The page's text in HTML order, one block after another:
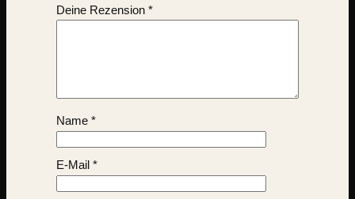
Deine Rezension *
Name *
E-Mail *